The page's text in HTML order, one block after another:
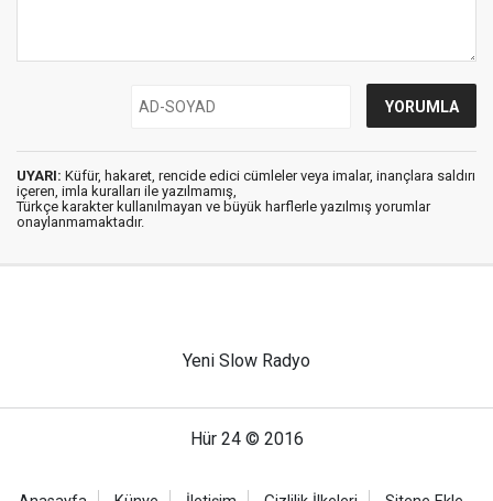
UYARI: Küfür, hakaret, rencide edici cümleler veya imalar, inançlara saldırı
içeren, imla kuralları ile yazılmamış,
Türkçe karakter kullanılmayan ve büyük harflerle yazılmış yorumlar
onaylanmamaktadır.
Yeni Slow Radyo
Hür 24 © 2016